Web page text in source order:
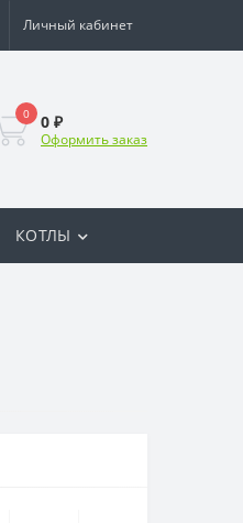
Личный кабинет
0 0 ₽
Оформить заказ
КОТЛЫ